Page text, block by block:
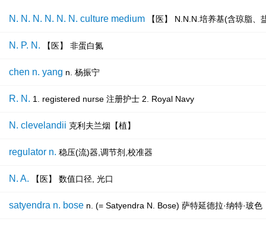
N. N. N. N. N. N. culture medium 【医】 N.N.N.培养基(含琼脂
N. P. N. 【医】 非蛋白氮
chen n. yang n. 杨振宁
R. N. 1. registered nurse 注册护士 2. Royal Navy
N. clevelandii 克利夫兰烟【植】
regulator n. 稳压(流)器,调节剂,校准器
N. A. 【医】 数值口径, 光口
satyendra n. bose n. (= Satyendra N. Bose) 萨特延德拉·纳特·玻